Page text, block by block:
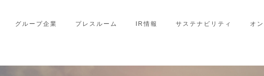
グループ企業 プレスルーム IR情報 サステナビリティ オ